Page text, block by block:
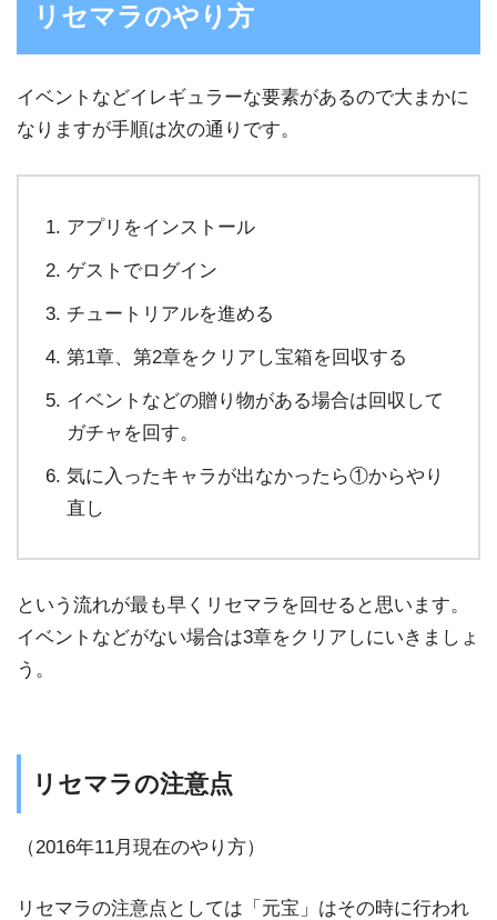
リセマラのやり方
イベントなどイレギュラーな要素があるので大まかに
なりますが手順は次の通りです。
アプリをインストール
ゲストでログイン
チュートリアルを進める
第1章、第2章をクリアし宝箱を回収する
イベントなどの贈り物がある場合は回収して
ガチャを回す。
気に入ったキャラが出なかったら①からやり
直し
という流れが最も早くリセマラを回せると思います。
イベントなどがない場合は3章をクリアしにいきましょ
う。
リセマラの注意点
（2016年11月現在のやり方）
リセマラの注意点としては「元宝」はその時に行われ